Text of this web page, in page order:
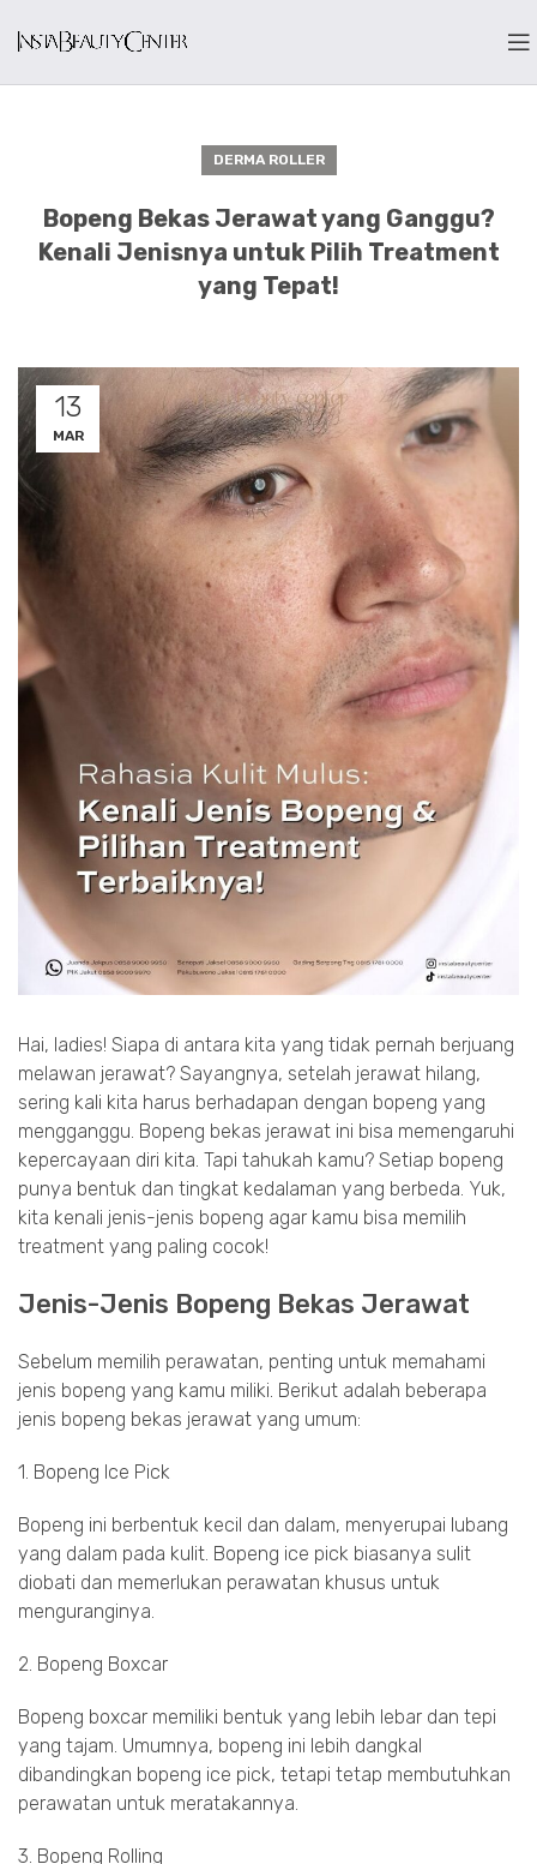
DERMA ROLLER
Bopeng Bekas Jerawat yang Ganggu?
Kenali Jenisnya untuk Pilih Treatment
yang Tepat!
13
MAR
Hai, ladies! Siapa di antara kita yang tidak pernah berjuang
melawan jerawat? Sayangnya, setelah jerawat hilang,
sering kali kita harus berhadapan dengan bopeng yang
mengganggu. Bopeng bekas jerawat ini bisa memengaruhi
kepercayaan diri kita. Tapi tahukah kamu? Setiap bopeng
punya bentuk dan tingkat kedalaman yang berbeda. Yuk,
kita kenali jenis-jenis bopeng agar kamu bisa memilih
treatment yang paling cocok!
Jenis-Jenis Bopeng Bekas Jerawat
Sebelum memilih perawatan, penting untuk memahami
jenis bopeng yang kamu miliki. Berikut adalah beberapa
jenis bopeng bekas jerawat yang umum:
1. Bopeng Ice Pick
Bopeng ini berbentuk kecil dan dalam, menyerupai lubang
yang dalam pada kulit. Bopeng ice pick biasanya sulit
diobati dan memerlukan perawatan khusus untuk
menguranginya.
2. Bopeng Boxcar
Bopeng boxcar memiliki bentuk yang lebih lebar dan tepi
yang tajam. Umumnya, bopeng ini lebih dangkal
dibandingkan bopeng ice pick, tetapi tetap membutuhkan
perawatan untuk meratakannya.
3. Bopeng Rolling